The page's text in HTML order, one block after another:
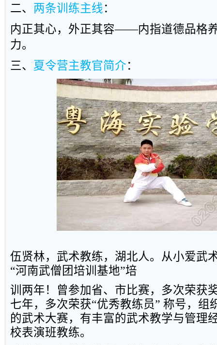
二、 两条训练主线 ：
内正其心， 外正其容——内指道德品格
力。
三、 夏令营主教官简介：
伍贤林， 武术教练， 湖北人。 从小爱武
“河南武僧团培训基地”培
训两年！ 曾参加省、 市比赛， 多次荣获
七年， 多次荣获“优秀教练员” 称号 ， 组
的武术大赛， 有丰富的武术教学与管理
校表演班教练。